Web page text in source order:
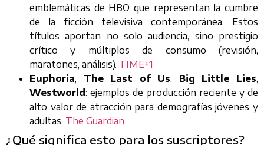
emblemáticas de HBO que representan la cumbre
de la ficción televisiva contemporánea. Estos
títulos aportan no solo audiencia, sino prestigio
crítico y múltiplos de consumo (revisión,
maratones, análisis). TIME+1
Euphoria, The Last of Us, Big Little Lies,
Westworld: ejemplos de producción reciente y de
alto valor de atracción para demografías jóvenes y
adultas. The Guardian
¿Qué significa esto para los suscriptores?